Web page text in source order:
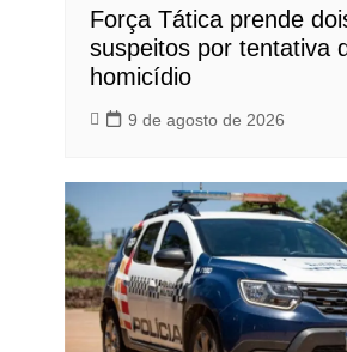
Força Tática prende
suspeitos por tentativa
homicídio
9 de agosto de 2026